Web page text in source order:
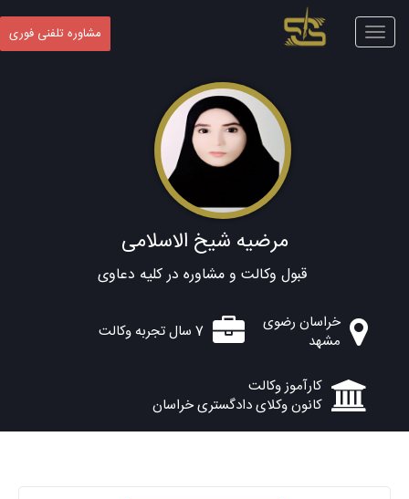
Toggle
navigation
مشاوره تلفنی فوری
مرضیه شیخ الاسلامی
قبول وکالت و مشاوره در کلیه دعاوی
خراسان رضوی
مشهد
7 سال تجربه وکالت
کارآموز وکالت
کانون وکلای دادگستری خراسان